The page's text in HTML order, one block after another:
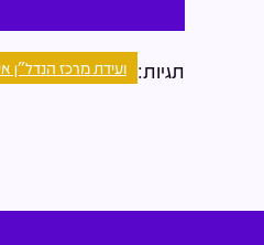
תגיות: ועידת מרכז הנדל"ן אילת